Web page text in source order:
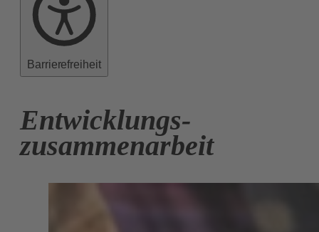
Barrierefreiheit
Entwicklungs-
zusammenarbeit